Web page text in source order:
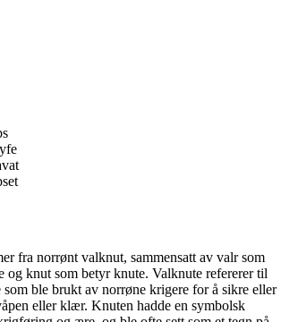
fra norrønt valknut, sammensatt av valr som
og knut som betyr knute. Valknute refererer til
som ble brukt av norrøne krigere for å sikre eller
eller klær. Knuten hadde en symbolsk